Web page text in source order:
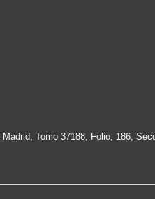
Tomo 37188, Folio, 186,